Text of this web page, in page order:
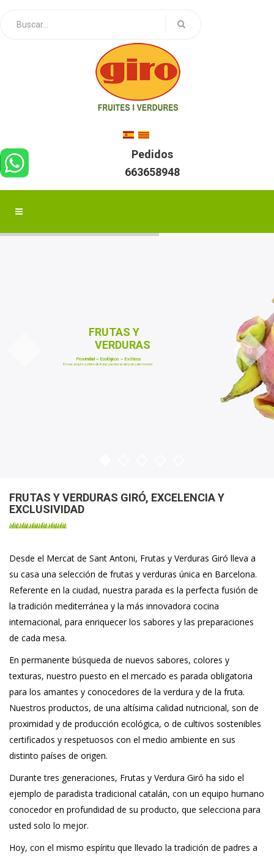
Pedidos
663658948
FRUTAS Y
Proximidad ~ Ecológicos ~ Exóticos
El más amplio surtido de frutas y verduras del país y del mundo
VERDURAS
FRUTAS Y VERDURAS GIRÓ, EXCELENCIA Y
EXCLUSIVIDAD
Desde el Mercat de Sant Antoni, Frutas y Verduras Giró lleva a
su casa una selección de frutas y verduras única en Barcelona.
Referente en la ciudad, nuestra parada es la perfecta fusión de
la tradición mediterránea y la más innovadora cocina
internacional, para enriquecer los sabores y las preparaciones
de cada mesa.
En permanente búsqueda de nuevos sabores, colores y
texturas, nuestro puesto en el mercado es parada obligatoria
para los amantes y conocedores de la verdura y de la fruta.
Nuestros productos, de una altísima calidad nutricional, son de
proximidad y de producción ecológica, o de cultivos sostenibles
certificados y respetuosos con el medio ambiente en sus
distinto países de origen.
Durante tres generaciones, Frutas y Verdura Giró ha sido el
ejemplo de paradista tradicional catalán, con un equipo humano
conocedor en profundidad de su producto, que selecciona para
usted solo lo mejor.
Hoy, con el mismo espíritu que llevado la tradición de padres a